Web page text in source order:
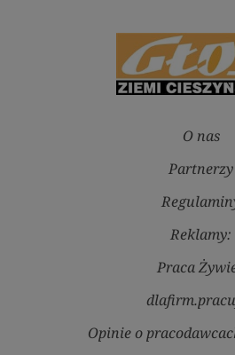
O nas
Partnerzy
Reklamy:
Praca
Opinie o